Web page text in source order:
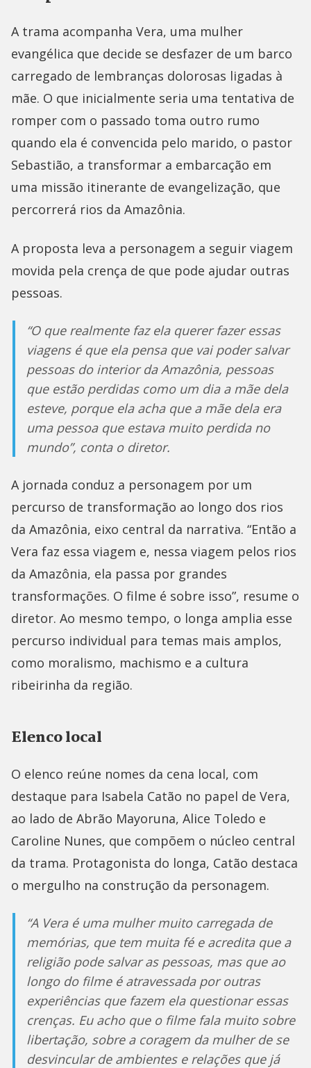
A trama acompanha Vera, uma mulher
evangélica que decide se desfazer de um barco
carregado de lembranças dolorosas ligadas à
mãe. O que inicialmente seria uma tentativa de
romper com o passado toma outro rumo
quando ela é convencida pelo marido, o pastor
Sebastião, a transformar a embarcação em
uma missão itinerante de evangelização, que
percorrerá rios da Amazônia.
A proposta leva a personagem a seguir viagem
movida pela crença de que pode ajudar outras
pessoas.
“O que realmente faz ela querer fazer essas
viagens é que ela pensa que vai poder salvar
pessoas do interior da Amazônia, pessoas
que estão perdidas como um dia a mãe dela
esteve, porque ela acha que a mãe dela era
uma pessoa que estava muito perdida no
mundo”, conta o diretor.
A jornada conduz a personagem por um
percurso de transformação ao longo dos rios
da Amazônia, eixo central da narrativa. “Então a
Vera faz essa viagem e, nessa viagem pelos rios
da Amazônia, ela passa por grandes
transformações. O filme é sobre isso”, resume o
diretor. Ao mesmo tempo, o longa amplia esse
percurso individual para temas mais amplos,
como moralismo, machismo e a cultura
ribeirinha da região.
Elenco local
O elenco reúne nomes da cena local, com
destaque para Isabela Catão no papel de Vera,
ao lado de Abrão Mayoruna, Alice Toledo e
Caroline Nunes, que compõem o núcleo central
da trama. Protagonista do longa, Catão destaca
o mergulho na construção da personagem.
“A Vera é uma mulher muito carregada de
memórias, que tem muita fé e acredita que a
religião pode salvar as pessoas, mas que ao
longo do filme é atravessada por outras
experiências que fazem ela questionar essas
crenças. Eu acho que o filme fala muito sobre
libertação, sobre a coragem da mulher de se
desvincular de ambientes e relações que já